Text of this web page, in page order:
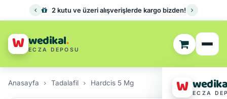
2 kutu ve üzeri alışverişlerde kargo bizden!
W wedikal.
ECZA DEPOSU
W ECZA
Anasayfa Tadalafil Hardcis 5 Mg